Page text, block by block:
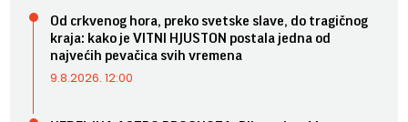
Od crkvenog hora, preko svetske slave, do tragičnog
kraja: kako je VITNI HJUSTON postala jedna od
najvećih pevačica svih vremena
9.8.2026. 12:00